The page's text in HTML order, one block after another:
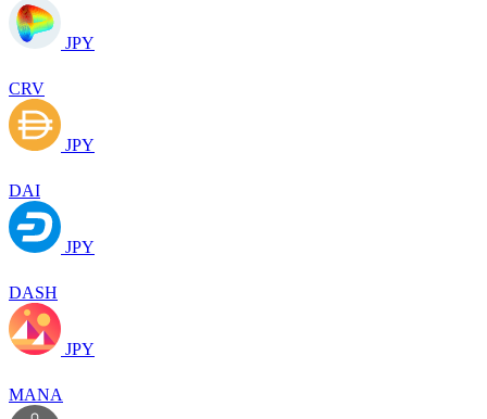
JPY
CRV
JPY
DAI
JPY
DASH
JPY
MANA